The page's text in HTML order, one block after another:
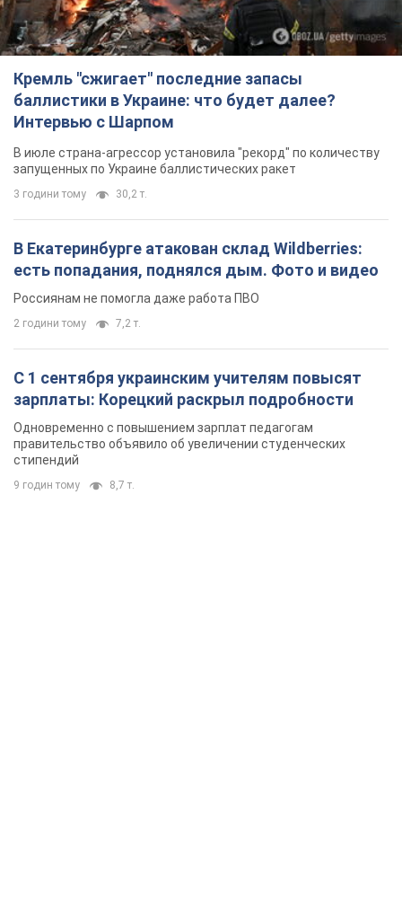
Кремль "сжигает" последние запасы
баллистики в Украине: что будет далее?
Интервью с Шарпом
В июле страна-агрессор установила "рекорд" по количеству
запущенных по Украине баллистических ракет
3 години тому 30,2 т.
В Екатеринбурге атакован склад Wildberries:
есть попадания, поднялся дым. Фото и видео
Россиянам не помогла даже работа ПВО
2 години тому 7,2 т.
С 1 сентября украинским учителям повысят
зарплаты: Корецкий раскрыл подробности
Одновременно с повышением зарплат педагогам
правительство объявило об увеличении студенческих
стипендий
9 годин тому 8,7 т.